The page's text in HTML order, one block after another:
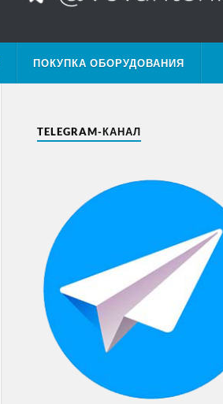
ПОКУПКА ОБОРУДОВАНИЯ
TELEGRAM-КАНАЛ